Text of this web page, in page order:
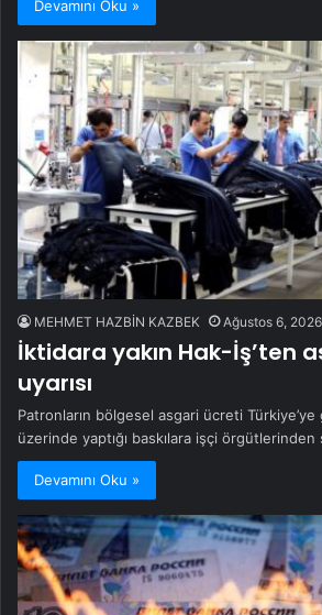
Devamını Oku »
MEHMET HAZBİN KAZBEK Ağustos 6, 2026
İktidara yakın Hak-İş’ten
uyarısı
Patronların bölgesel asgari ücreti
üzerinde yaptığı baskılara işçi
Devamını Oku »